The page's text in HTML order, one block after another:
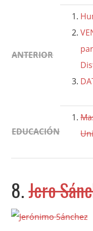
ANTERIOR
EDUCACIÓN
8.Jero